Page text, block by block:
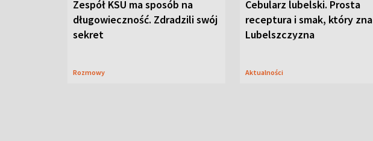
Zespół KSU ma sposób na
długowieczność. Zdradzili swój
sekret
Rozmowy
Cebularz lubelski. Prosta
receptura i smak, który zna
Lubelszczyzna
Aktualności